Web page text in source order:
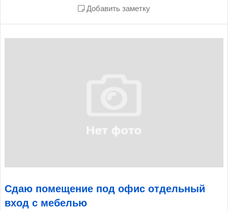
Добавить заметку
Сдаю помещение под офис отдельный
вход с мебелью